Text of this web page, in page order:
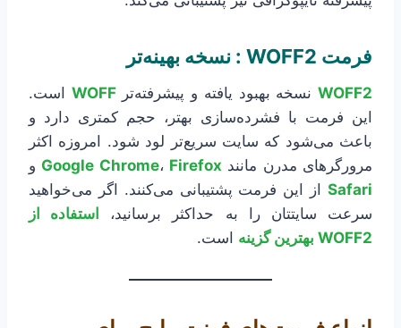
فرمت WOFF2 : نسخه بهینه‌تر
WOFF2نسخه بهبود یافته و پیشرفته‌ترWOFF است.
این فرمت با فشرده‌سازی بهتر، حجم کمتری دارد و
باعث می‌شود که سایت سریع‌تر لود شود. امروزه اکثر
مرورگرهای مدرن مانند
Google Chrome، Firefox
و
Safari از این فرمت پشتیبانی می‌کنند. اگر می‌خواهید
سرعت سایتتان را به حداکثر برسانید،
استفاده از
WOFF2 بهترین گزینه
است.